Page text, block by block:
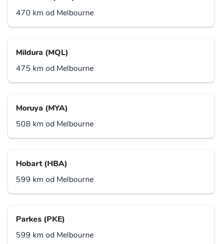
470 km od Melbourne
Mildura (MQL)
475 km od Melbourne
Moruya (MYA)
508 km od Melbourne
Hobart (HBA)
599 km od Melbourne
Parkes (PKE)
599 km od Melbourne